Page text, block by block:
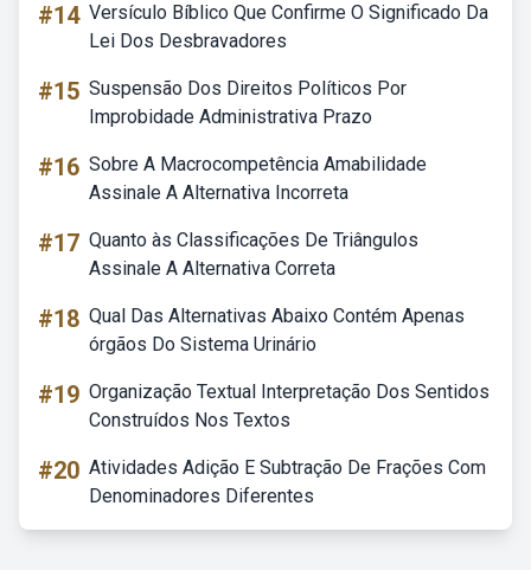
#14 Versículo Bíblico Que Confirme O Significado Da
Lei Dos Desbravadores
#15 Suspensão Dos Direitos Políticos Por
Improbidade Administrativa Prazo
#16 Sobre A Macrocompetência Amabilidade
Assinale A Alternativa Incorreta
#17 Quanto às Classificações De Triângulos
Assinale A Alternativa Correta
#18 Qual Das Alternativas Abaixo Contém Apenas
órgãos Do Sistema Urinário
#19 Organização Textual Interpretação Dos Sentidos
Construídos Nos Textos
#20 Atividades Adição E Subtração De Frações Com
Denominadores Diferentes